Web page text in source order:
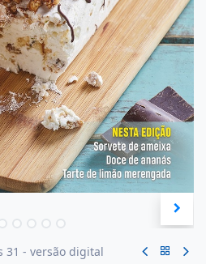
31 - versão digital